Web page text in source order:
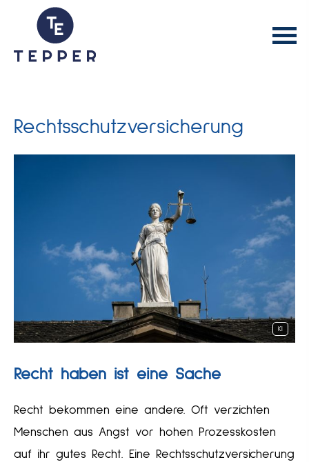
Rechts­schutz­ver­si­che­rung
KI
Recht haben ist eine Sache
Recht bekommen eine andere. Oft verzichten
Menschen aus Angst vor hohen Prozesskosten
auf ihr gutes Recht. Eine Rechts­schutz­ver­si­che­rung